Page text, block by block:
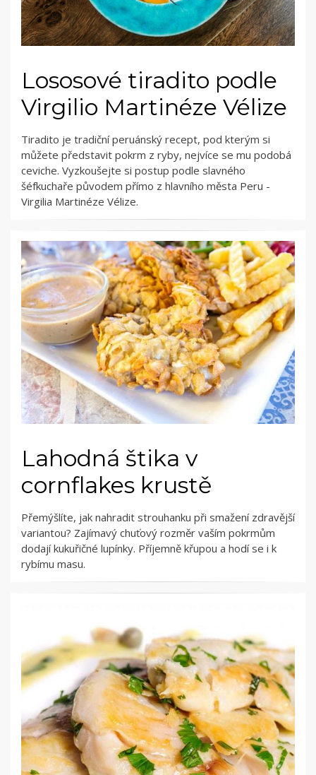
Lososové tiradito podle
Virgilio Martinéze Vélize
Tiradito je tradiční peruánský recept, pod kterým si
můžete představit pokrm z ryby, nejvíce se mu podobá
ceviche. Vyzkoušejte si postup podle slavného
šéfkuchaře původem přímo z hlavního města Peru -
Virgilia Martinéze Vélize.
Lahodná štika v
cornflakes krustě
Přemýšlíte, jak nahradit strouhanku při smažení zdravější
variantou? Zajímavý chuťový rozměr vaším pokrmům
dodají kukuřičné lupínky. Příjemně křupou a hodí se i k
rybímu masu.